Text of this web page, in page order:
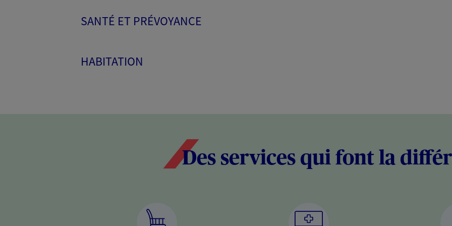
SANTÉ ET PRÉVOYANCE
HABITATION
Des services qui font la